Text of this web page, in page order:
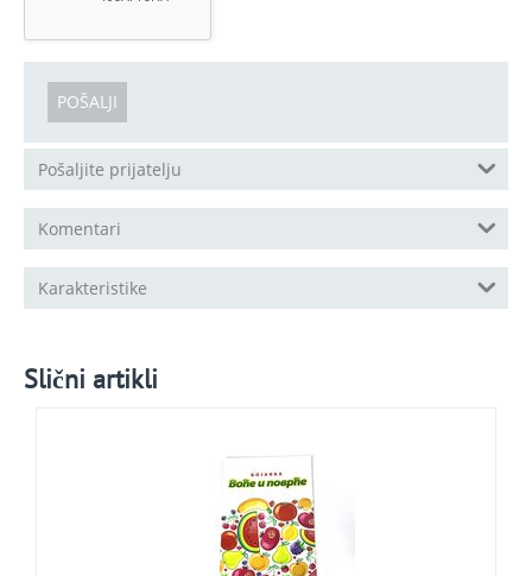
POŠALJI
Pošaljite prijatelju
Komentari
Karakteristike
Slični artikli